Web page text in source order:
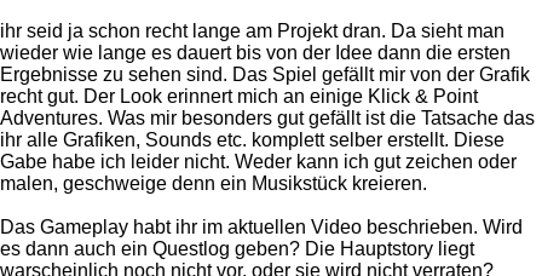
ihr seid ja schon recht lange am Projekt dran. Da sieht man
wieder wie lange es dauert bis von der Idee dann die ersten
Ergebnisse zu sehen sind. Das Spiel gefällt mir von der Grafik
recht gut. Der Look erinnert mich an einige Klick & Point
Adventures. Was mir besonders gut gefällt ist die Tatsache das
ihr alle Grafiken, Sounds etc. komplett selber erstellt. Diese
Gabe habe ich leider nicht. Weder kann ich gut zeichen oder
malen, geschweige denn ein Musikstück kreieren.
Das Gameplay habt ihr im aktuellen Video beschrieben. Wird
es dann auch ein Questlog geben? Die Hauptstory liegt
warscheinlich noch nicht vor, oder sie wird nicht verraten?